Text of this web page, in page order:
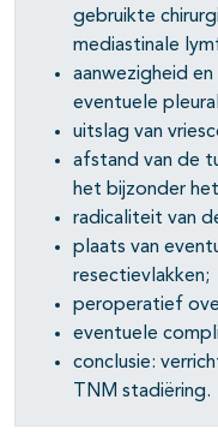
open- en
open- en
gebruikte
mediastinale
aanwezigheid
eventuele
uitslag van
afstand van de
het bijzonder
radicaliteit van
plaats van
resectievlakken;
peroperatief
eventuele
conclusie:
TNM stadiëring.